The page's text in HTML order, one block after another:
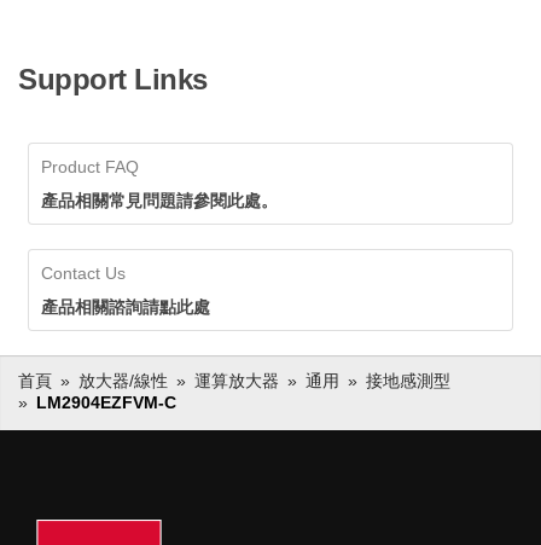
Support Links
Product FAQ
產品相關常見問題請參閱此處。
Contact Us
產品相關諮詢請點此處
首頁 放大器/線性 運算放大器 通用
接地感測型
LM2904EZFVM-C